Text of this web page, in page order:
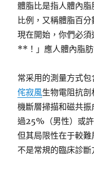
體脂比是指人體內
比例，又稱體脂百分
現在開始，你們必
**！」應人體內脂肪
常采用的測量方式
侘寂風生物電阻抗
機斷層掃描和磁共
過25%（男性）或
但其局限性在于較難
不是常規的臨床診斷